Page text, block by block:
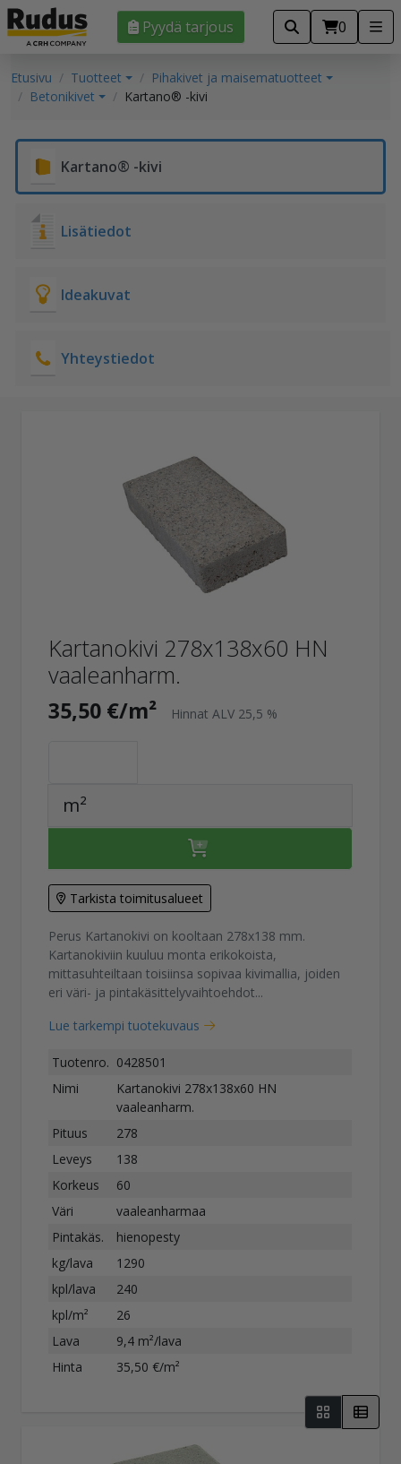
Pyydä tarjous 0
Etusivu Tuotteet
Pihakivet ja maisematuotteet
Betonikivet
Kartano® -kivi
Kartano® -kivi
Lisätiedot
Ideakuvat
Yhteystiedot
Kartanokivi 278x138x60 HN
vaaleanharm.
35,50 €/m² Hinnat ALV 25,5 %
m²
Tarkista toimitusalueet
Perus Kartanokivi on kooltaan 278x138 mm.
Kartanokiviin kuuluu monta erikokoista,
mittasuhteiltaan toisiinsa sopivaa kivimallia, joiden
eri väri- ja pintakäsittelyvaihtoehdot...
Lue tarkempi tuotekuvaus
Tuotenro. 0428501
Nimi
Kartanokivi 278x138x60 HN
vaaleanharm.
Pituus
278
Leveys
138
Korkeus
60
Väri
vaaleanharmaa
Pintakäs.
hienopesty
kg/lava
1290
kpl/lava
240
kpl/m²
26
Lava
9,4 m²/lava
Hinta
35,50 €/m²